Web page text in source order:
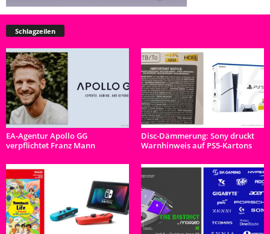
Schlagzeilen
EA-Agentur Apollo GG
verpflichtet Franz Mann
Disc-Dämmerung: Sony druckt
Warnhinweis auf PS5-Kartons